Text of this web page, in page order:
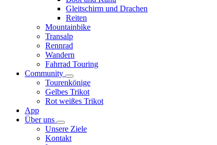
Gleitschirm und Drachen
Reiten
Mountainbike
Transalp
Rennrad
Wandern
Fahrrad Touring
Community
Tourenkönige
Gelbes Trikot
Rot weißes Trikot
App
Über uns
Unsere Ziele
Kontakt